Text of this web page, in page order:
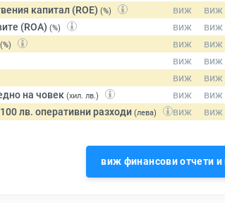
капитал (ROE) (%)
(ROA) (%)
(%)
на човек (хил. лв.)
лв. оперативни разходи (лева)
виж финансови отчети и